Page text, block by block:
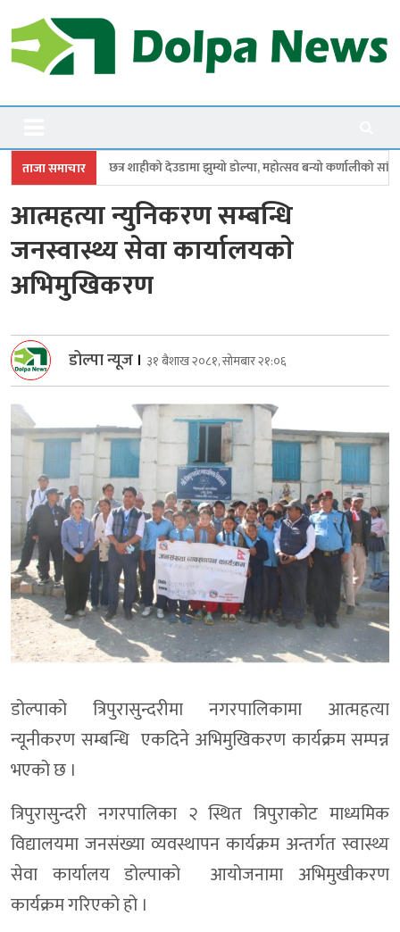
to
content
Dolpanews
ताजा समाचार
देउडामा झुम्यो डोल्पा, महोत्सव बन्यो कर्णालीको सांगीतिक उत्सव
आत्महत्या न्युनिकरण सम्बन्धि
जनस्वास्थ्य सेवा कार्यालयकाे
अभिमुखिकरण
डोल्पा न्यूज । ३१ बैशाख २०८१, सोमबार २१:०६
डोल्पाको त्रिपुरासुन्दरीमा नगरपालिकामा आत्महत्या
न्यूनीकरण सम्बन्धि एकदिने अभिमुखिकरण कार्यक्रम सम्पन्न
भएको छ ।
त्रिपुरासुन्दरी नगरपालिका २ स्थित त्रिपुराकोट माध्यमिक
विद्यालयमा जनसंख्या व्यवस्थापन कार्यक्रम अन्तर्गत स्वास्थ्य
सेवा कार्यालय डोल्पाको आयोजनामा अभिमुखीकरण
कार्यक्रम गरिएको हो ।